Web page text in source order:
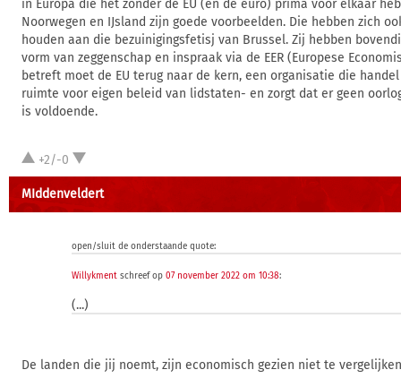
in Europa die het zonder de EU (en de euro) prima voor elkaar
Noorwegen en IJsland zijn goede voorbeelden. Die hebben zich
houden aan die bezuinigingsfetisj van Brussel. Zij hebben
vorm van zeggenschap en inspraak via de EER (Europese
betreft moet de EU terug naar de kern, een organisatie die
ruimte voor eigen beleid van lidstaten- en zorgt dat er geen
is voldoende.
+2/-0
MIddenveldert
open/sluit de onderstaande quote:
Willykment schreef op 07 november 2022 om 10:38:
(...)
De landen die jij noemt, zijn economisch gezien niet te